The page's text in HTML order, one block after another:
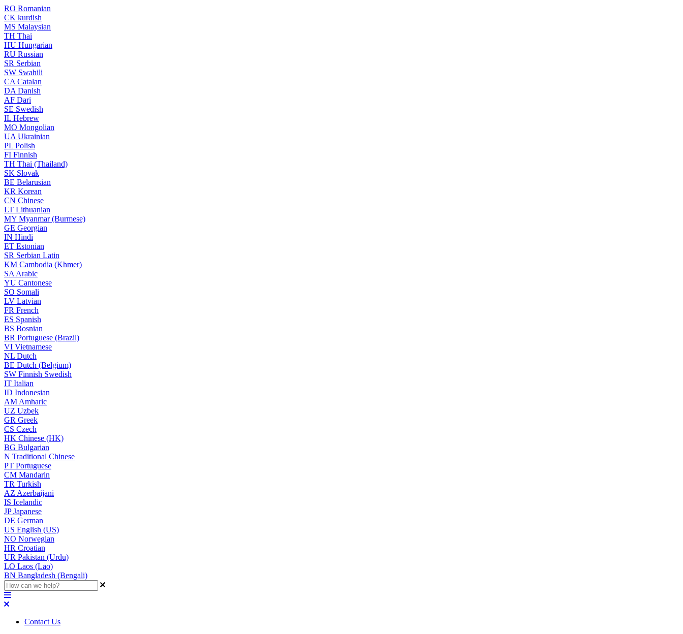
RO Romanian
CK kurdish
MS Malaysian
TH Thai
HU Hungarian
RU Russian
SR Serbian
SW Swahili
CA Catalan
DA Danish
AF Dari
SE Swedish
IL Hebrew
MO Mongolian
UA Ukrainian
PL Polish
FI Finnish
TH Thai (Thailand)
SK Slovak
BE Belarusian
KR Korean
CN Chinese
LT Lithuanian
MY Myanmar (Burmese)
GE Georgian
IN Hindi
ET Estonian
SR Serbian Latin
KM Cambodia (Khmer)
SA Arabic
YU Cantonese
SO Somali
LV Latvian
FR French
ES Spanish
BS Bosnian
BR Portuguese (Brazil)
VI Vietnamese
NL Dutch
BE Dutch (Belgium)
SW Finnish Swedish
IT Italian
ID Indonesian
AM Amharic
UZ Uzbek
GR Greek
CS Czech
HK Chinese (HK)
BG Bulgarian
N Traditional Chinese
PT Portuguese
CM Mandarin
TR Turkish
AZ Azerbaijani
IS Icelandic
JPJapanese
DE German
US English (US)
NO Norwegian
HR Croatian
UR Pakistan (Urdu)
LO Laos (Lao)
BN Bangladesh (Bengali)
Contact Us